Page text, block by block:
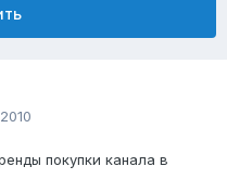
покупки канала в